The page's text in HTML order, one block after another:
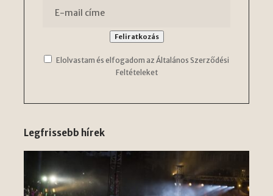
Elolvastam és elfogadom az Általános Szerződési
Feltételeket
Legfrissebb hírek